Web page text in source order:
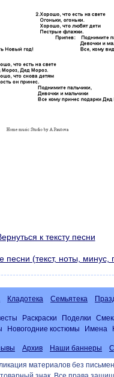
к тексту песни
песни (текст, ноты, минус,
Кладотека Семьятека
Раскраски Поделки
Новогодние костюмы Имена
Архив Наши баннеры
материалов без